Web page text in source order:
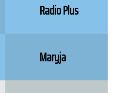
Radio Plus
Maryja